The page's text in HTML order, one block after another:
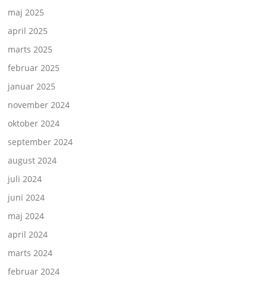
maj 2025
april 2025
marts 2025
februar 2025
januar 2025
november 2024
oktober 2024
september 2024
august 2024
juli 2024
juni 2024
maj 2024
april 2024
marts 2024
februar 2024